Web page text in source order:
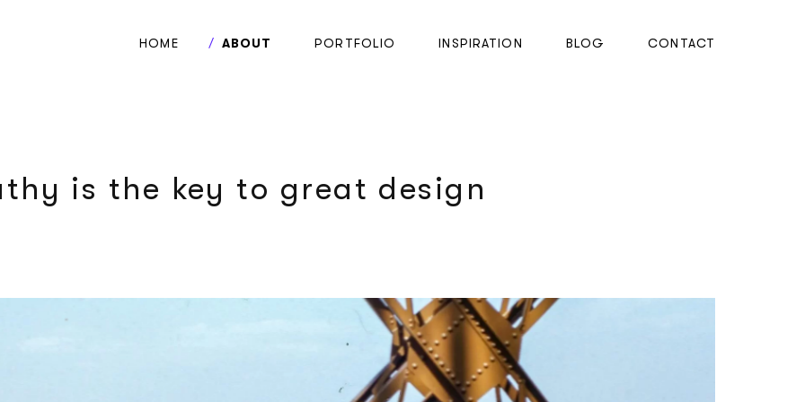
HOME ABOUT PORTFOLIO INSPIRATION BLOG CONTACT
is the key to great design